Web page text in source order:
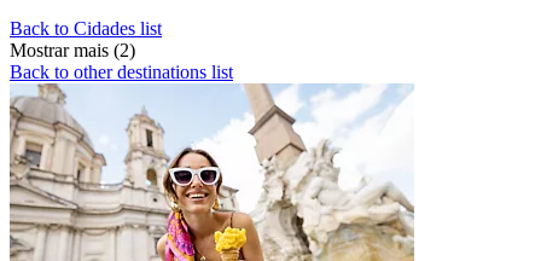
Back to Cidades list
Mostrar mais (2)
Back to other destinations list